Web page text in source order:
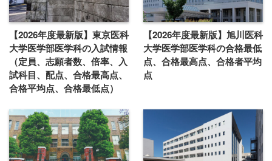
【2026年度最新版】東京医科
大学医学部医学科の入試情報
（定員、志願者数、倍率、入
試科目、配点、合格最高点、
合格平均点、合格最低点）
【2026年度最新版】旭川医科
大学医学部医学科の合格最低
点、合格最高点、合格者平均
点